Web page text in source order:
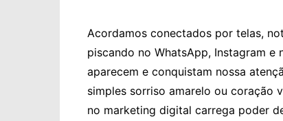
Acordamos conectados por telas,
piscando no WhatsApp, Instagram e
aparecem e conquistam nossa
simples sorriso amarelo ou coração
no marketing digital carrega poder